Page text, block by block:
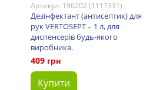
Артикул: 190202 (1117331)
Дезінфектант (антисептик) для
рук VERTOSEPT – 1 л, для
диспенсерів будь-якого
виробника.
409 грн
Купити